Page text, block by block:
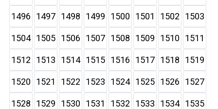
1496 1497 1498 1499 1500 1501 1502 1503
1504 1505 1506 1507 1508 1509 1510 1511
1512 1513 1514 1515 1516 1517 1518 1519
1520 1521 1522 1523 1524 1525 1526 1527
1528 1529 1530 1531 1532 1533 1534 1535